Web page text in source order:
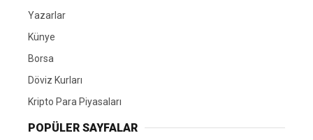
Yazarlar
Künye
Borsa
Döviz Kurları
Kripto Para Piyasaları
POPÜLER SAYFALAR